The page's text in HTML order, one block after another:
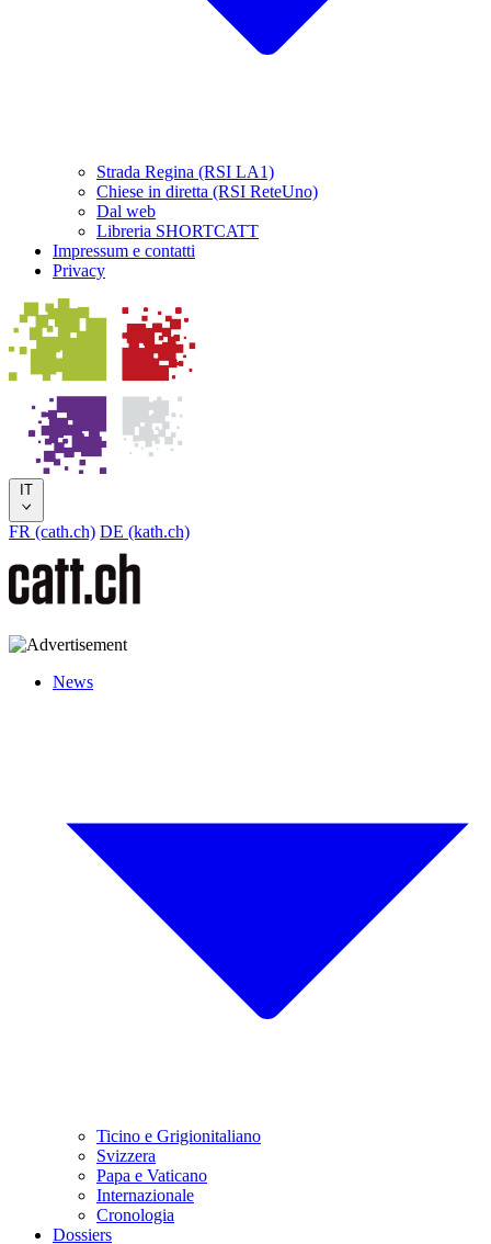
Strada Regina (RSI LA1)
Chiese in diretta (RSI ReteUno)
Dal web
Libreria SHORTCATT
Impressum e contatti
Privacy
IT
FR (cath.ch) DE (kath.ch)
News
Ticino e Grigionitaliano
Svizzera
Papa e Vaticano
Internazionale
Cronologia
Dossiers